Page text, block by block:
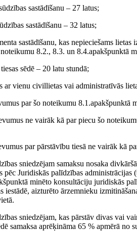
sastādīšanu – 27 latus;
sastādīšanu – 32 latus;
sastādīšanu, kas nepieciešams
8.2., 8.3. un 8.4.apakšpunktā
sēdē – 20 latu stundā;
ar vienu civillietas vai administratīvās
par šo noteikumu 8.1.apakšpunktā
ne vairāk kā par piecu šo
par pārstāvību tiesā ne vairāk kā
sniedzējam samaksu nosaka
pēc Juridiskās palīdzības
minēto konsultāciju juridiskās
iestādē, aizturēto ārzemnieku
sniedzējam, kas pārstāv divas vai
samaksa aprēķināma 65 % apmērā no